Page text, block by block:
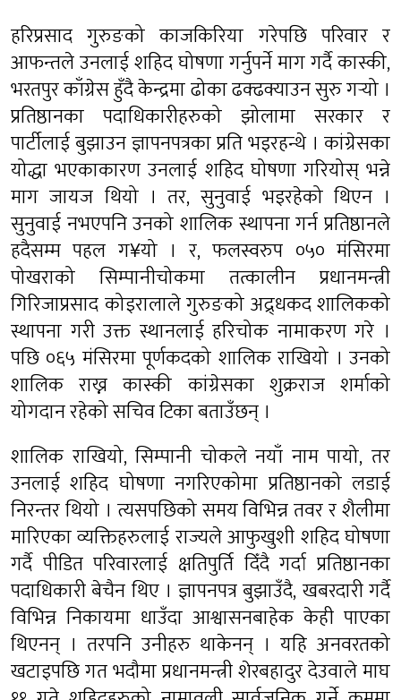
हरिप्रसाद गुरुङको काजकिरिया गरेपछि परिवार र
आफन्तले उनलाई शहिद घोषणा गर्नुपर्ने माग गर्दै कास्की,
भरतपुर काँग्रेस हुँदै केन्द्रमा ढोका ढक्ढक्याउन सुरु गर्‍यो ।
प्रतिष्ठानका पदाधिकारीहरुको झोलामा सरकार र
पार्टीलाई बुझाउन ज्ञापनपत्रका प्रति भइरहन्थे । कांग्रेसका
योद्धा भएकाकारण उनलाई शहिद घोषणा गरियोस् भन्ने
माग जायज थियो । तर, सुनुवाई भइरहेको थिएन ।
सुनुवाई नभएपनि उनको शालिक स्थापना गर्न प्रतिष्ठानले
हदैसम्म पहल ग¥यो । र, फलस्वरुप ०५० मंसिरमा
पोखराको सिम्पानीचोकमा तत्कालीन प्रधानमन्त्री
गिरिजाप्रसाद कोइरालाले गुरुङको अद्र्धकद शालिकको
स्थापना गरी उक्त स्थानलाई हरिचोक नामाकरण गरे ।
पछि ०६५ मंसिरमा पूर्णकदको शालिक राखियो । उनको
शालिक राख्न कास्की कांग्रेसका शुक्रराज शर्माको
योगदान रहेको सचिव टिका बताउँछन् ।
शालिक राखियो, सिम्पानी चोकले नयाँ नाम पायो, तर
उनलाई शहिद घोषणा नगरिएकोमा प्रतिष्ठानको लडाई
निरन्तर थियो । त्यसपछिको समय विभिन्न तवर र शैलीमा
मारिएका व्यक्तिहरुलाई राज्यले आफुखुशी शहिद घोषणा
गर्दै पीडित परिवारलाई क्षतिपुर्ति दिँदै गर्दा प्रतिष्ठानका
पदाधिकारी बेचैन थिए । ज्ञापनपत्र बुझाउँदै, खबरदारी गर्दै
विभिन्न निकायमा धाउँदा आश्वासनबाहेक केही पाएका
थिएनन् । तरपनि उनीहरु थाकेनन् । यहि अनवरतको
खटाइपछि गत भदौमा प्रधानमन्त्री शेरबहादुर देउवाले माघ